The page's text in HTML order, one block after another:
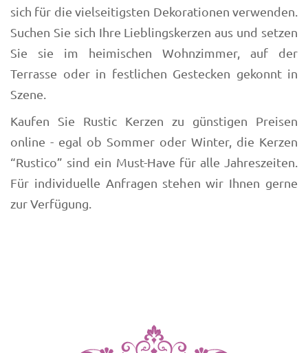
sich für die vielseitigsten Dekorationen verwenden.
Suchen Sie sich Ihre Lieblingskerzen aus und setzen
Sie sie im heimischen Wohnzimmer, auf der
Terrasse oder in festlichen Gestecken gekonnt in
Szene.
Kaufen Sie Rustic Kerzen zu günstigen Preisen
online - egal ob Sommer oder Winter, die Kerzen
“Rustico” sind ein Must-Have für alle Jahreszeiten.
Für individuelle Anfragen stehen wir Ihnen gerne
zur Verfügung.